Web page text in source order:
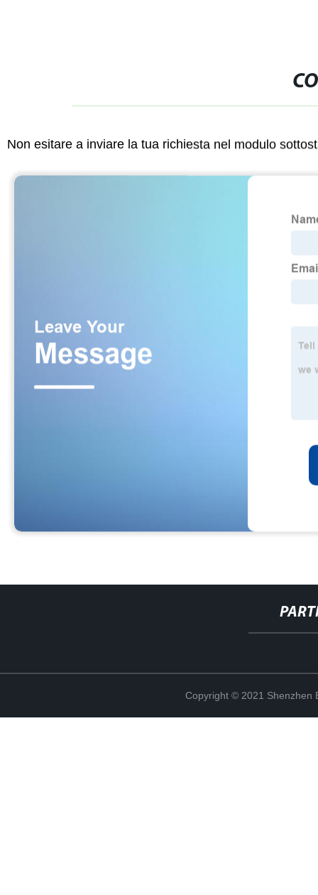
Non esitare a inviare la tua richiesta nel modulo
Copyright © 2021 Shenzhen